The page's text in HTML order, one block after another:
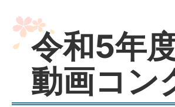
令和5年
動画コン